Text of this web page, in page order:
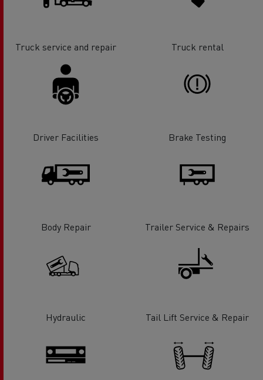
Truck service and repair Truck rental
Driver Facilities Brake Testing
Body Repair Trailer Service & Repairs
Hydraulic Tail Lift Service & Repair